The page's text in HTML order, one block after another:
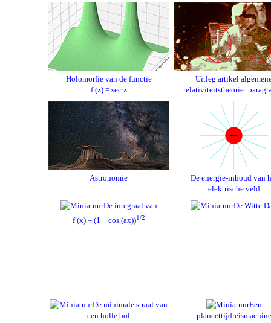
Holomorfie van de functie
f (z) = sec z
Uitleg artikel
relativiteitstheorie:
Astronomie
De energie-inhoud van
elektrische veld
De integraal van
f (x) = (1 − cos (ax))1/2
De Witte
De minimale straal van
een holle bol
Een
planeettijdreismachine